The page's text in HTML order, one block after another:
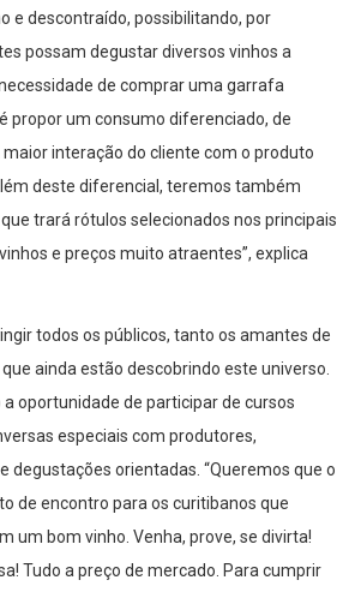
e descontraído, possibilitando, por
possam degustar diversos vinhos a
de comprar uma garrafa
propor um consumo diferenciado, de
interação do cliente com o produto
deste diferencial, teremos também
trará rótulos selecionados nos principais
e preços muito atraentes”, explica
todos os públicos, tanto os amantes de
ainda estão descobrindo este universo.
a oportunidade de participar de cursos
especiais com produtores,
degustações orientadas. “Queremos que o
de encontro para os curitibanos que
um bom vinho. Venha, prove, se divirta!
Tudo a preço de mercado. Para cumprir